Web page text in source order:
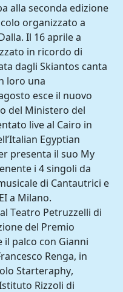
alla seconda edizione
organizzato a
Il 16 aprile a
in ricordo di
dagli Skiantos canta
loro una
esce il nuovo
del Ministero del
live al Cairo in
Egyptian
presenta il suo My
i 4 singoli da
di Cantautrici e
a Milano.
Teatro Petruzzelli di
del Premio
il palco con Gianni
Renga, in
Starteraphy,
Rizzoli di